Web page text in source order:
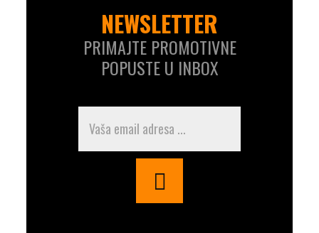
NEWSLETTER
PRIMAJTE PROMOTIVNE
POPUSTE U INBOX